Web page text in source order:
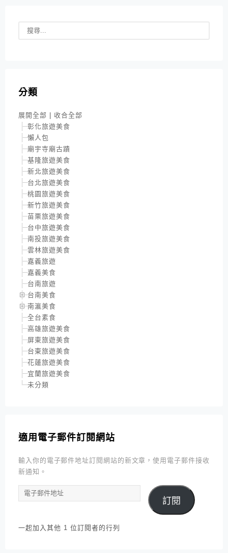
分類
展開全部 | 收合全部
彰化旅遊美食
懶人包
廟宇寺廟古蹟
基隆旅遊美食
新北旅遊美食
台北旅遊美食
桃園旅遊美食
新竹旅遊美食
苗栗旅遊美食
台中旅遊美食
南投旅遊美食
雲林旅遊美食
嘉義旅遊
嘉義美食
台南旅遊
台南美食
南瀛美食
全台素食
高雄旅遊美食
屏東旅遊美食
台東旅遊美食
花蓮旅遊美食
宜蘭旅遊美食
未分類
適用電子郵件訂閱網站
輸入你的電子郵件地址訂閱網站的新文章，使用電子郵件接收
新通知。
電
子
件
訂閱
一起加入其他 1 位訂閱者的行列